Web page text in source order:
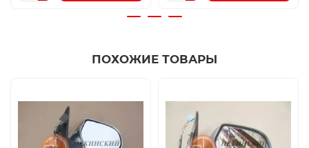
ПОХОЖИЕ ТОВАРЫ